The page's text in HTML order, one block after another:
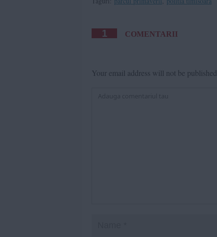
1 COMENTARII
Your email address will not be published.